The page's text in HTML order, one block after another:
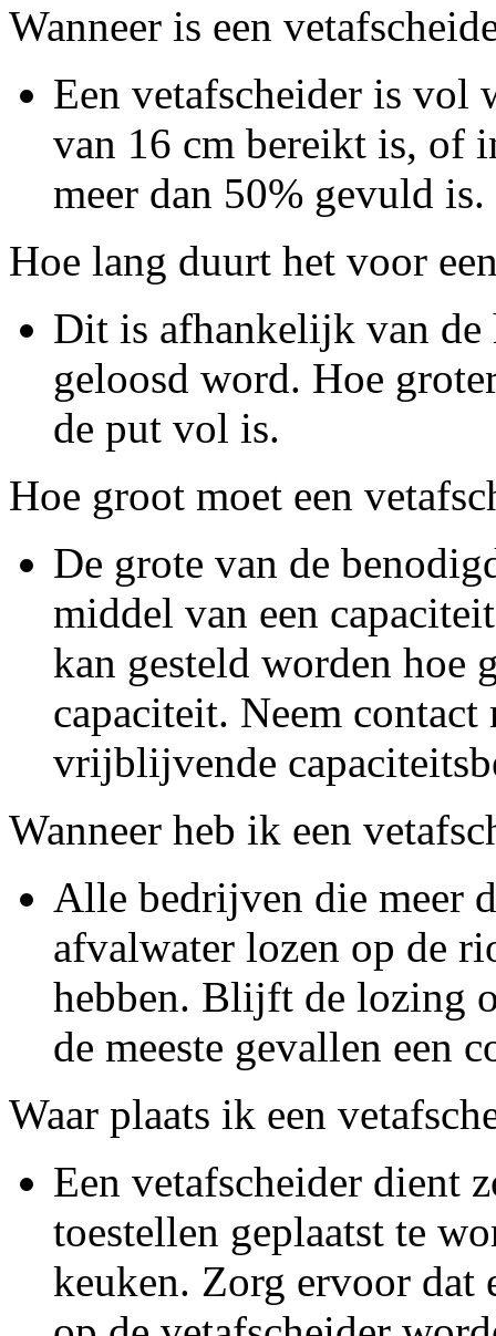
Wanneer is een
Een vetafscheider is vol
van 16 cm bereikt is, of
meer dan 50% gevuld is.
Hoe lang duurt het voor
Dit is afhankelijk van de
geloosd word. Hoe
de put vol is.
Hoe groot moet een
De grote van de
middel van een
kan gesteld worden hoe
capaciteit. Neem
vrijblijvende
Wanneer heb ik een
Alle bedrijven die meer
afvalwater lozen op de
hebben. Blijft de lozing
de meeste gevallen een
Waar plaats ik een
Een vetafscheider dient
toestellen geplaatst te
keuken. Zorg ervoor dat